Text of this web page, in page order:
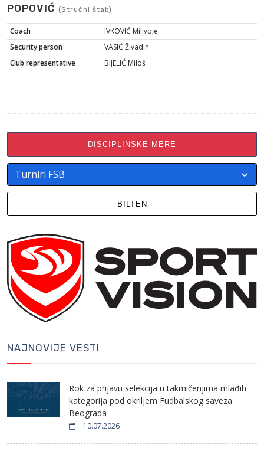
POPOVIĆ (Stručni štab)
Coach
IVKOVIĆ Milivoje
Security person
VASIĆ Živadin
Club representative
BIJELIĆ Miloš
DISCIPLINSKE MERE
BILTEN
NAJNOVIJE VESTI
Rok za prijavu selekcija u takmičenjima mlađih
kategorija pod okriljem Fudbalskog saveza
Beograda
10.07.2026